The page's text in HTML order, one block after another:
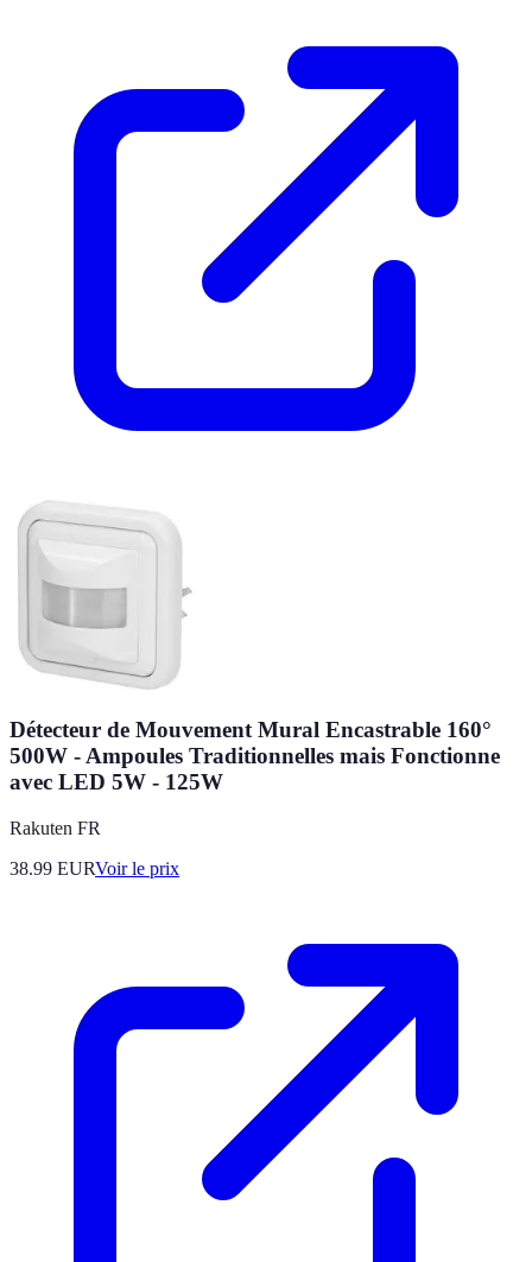
Détecteur de Mouvement Mural Encastrable 160°
500W - Ampoules Traditionnelles mais Fonctionne
avec LED 5W - 125W
Rakuten FR
38.99 EURVoir le prix